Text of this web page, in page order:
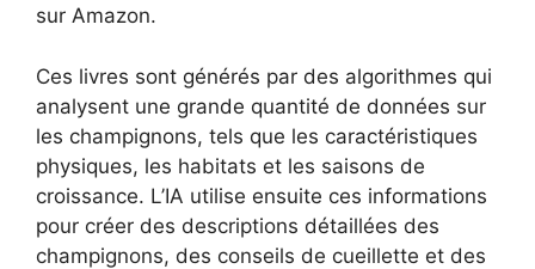
sur Amazon.
Ces livres sont générés par des algorithmes qui
analysent une grande quantité de données sur
les champignons, tels que les caractéristiques
physiques, les habitats et les saisons de
croissance. L’IA utilise ensuite ces informations
pour créer des descriptions détaillées des
champignons, des conseils de cueillette et des